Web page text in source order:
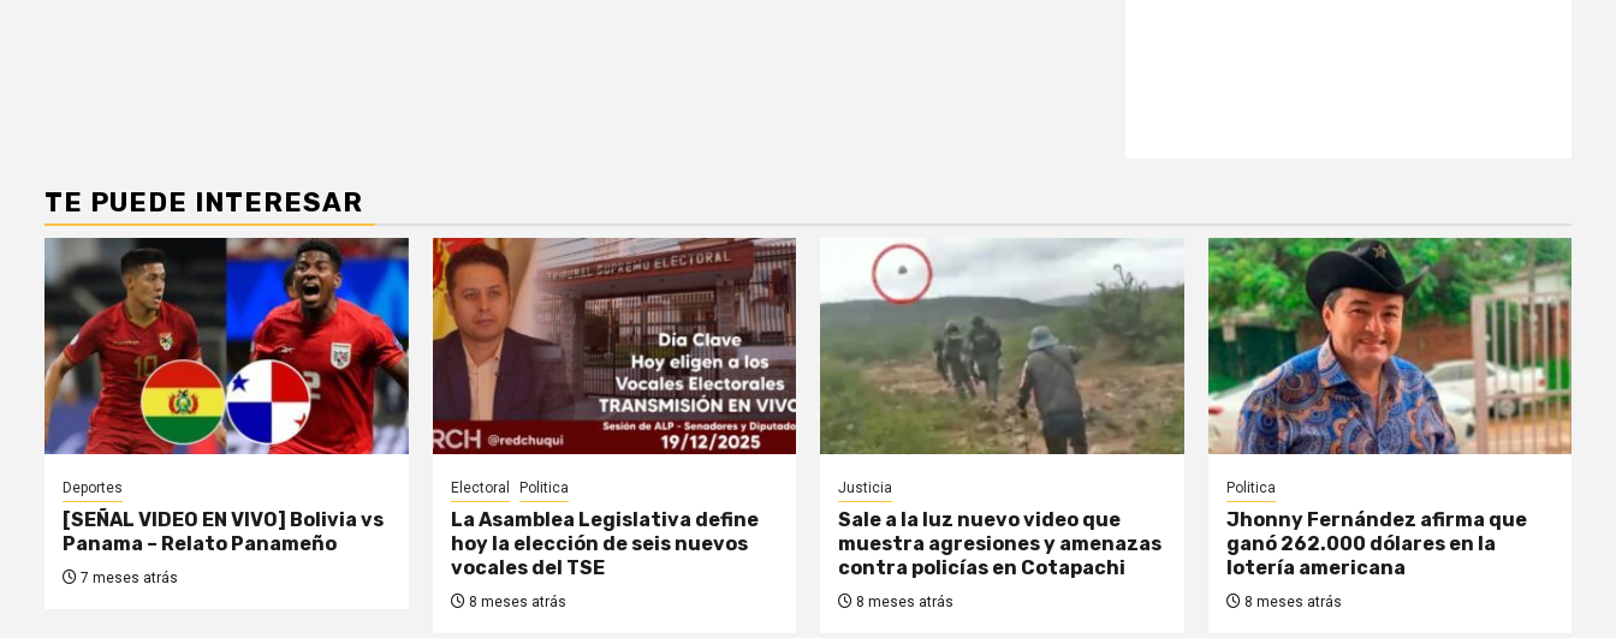
TE PUEDE INTERESAR
Deportes
[SEÑAL VIDEO EN VIVO] Bolivia vs
Panama – Relato Panameño
7 meses atrás
Electoral Politica
La Asamblea Legislativa define
hoy la elección de seis nuevos
vocales del TSE
8 meses atrás
Justicia
Sale a la luz nuevo video que
muestra agresiones y amenazas
contra policías en Cotapachi
8 meses atrás
Politica
Jhonny Fernández afirma que
ganó 262.000 dólares en la
lotería americana
8 meses atrás